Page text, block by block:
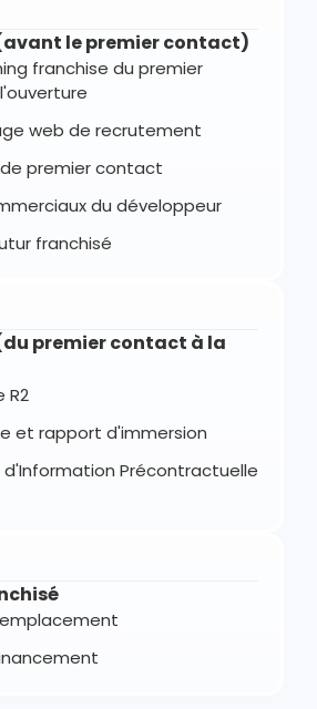
le premier contact)
franchise du premier
web de recrutement
premier contact
du développeur
franchisé
premier contact à la
R2
et rapport d'immersion
Précontractuelle